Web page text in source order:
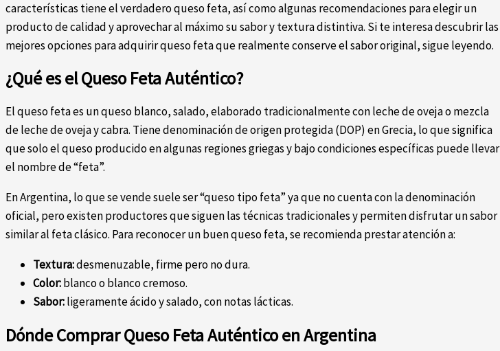
características tiene el verdadero queso feta, así como algunas recomendaciones para elegir un
producto de calidad y aprovechar al máximo su sabor y textura distintiva. Si te interesa descubrir las
mejores opciones para adquirir queso feta que realmente conserve el sabor original, sigue leyendo.
¿Qué es el Queso Feta Auténtico?
El queso feta es un queso blanco, salado, elaborado tradicionalmente con leche de oveja o mezcla
de leche de oveja y cabra. Tiene denominación de origen protegida (DOP) en Grecia, lo que significa
que solo el queso producido en algunas regiones griegas y bajo condiciones específicas puede llevar
el nombre de “feta”.
En Argentina, lo que se vende suele ser “queso tipo feta” ya que no cuenta con la denominación
oficial, pero existen productores que siguen las técnicas tradicionales y permiten disfrutar un sabor
similar al feta clásico. Para reconocer un buen queso feta, se recomienda prestar atención a:
Textura:desmenuzable, firme pero no dura.
Color:blanco o blanco cremoso.
Sabor:ligeramente ácido y salado, con notas lácticas.
Dónde Comprar Queso Feta Auténtico en Argentina